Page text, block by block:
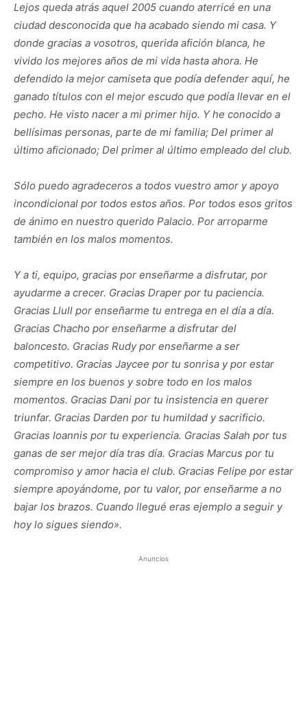
Lejos queda atrás aquel 2005 cuando aterricé en una
ciudad desconocida que ha acabado siendo mi casa. Y
donde gracias a vosotros, querida afición blanca, he
vivido los mejores años de mi vida hasta ahora. He
defendido la mejor camiseta que podía defender aquí, he
ganado títulos con el mejor escudo que podía llevar en el
pecho. He visto nacer a mi primer hijo. Y he conocido a
bellísimas personas, parte de mi familia; Del primer al
último aficionado; Del primer al último empleado del club.
Sólo puedo agradeceros a todos vuestro amor y apoyo
incondicional por todos estos años. Por todos esos gritos
de ánimo en nuestro querido Palacio. Por arroparme
también en los malos momentos.
Y a ti, equipo, gracias por enseñarme a disfrutar, por
ayudarme a crecer. Gracias Draper por tu paciencia.
Gracias Llull por enseñarme tu entrega en el día a día.
Gracias Chacho por enseñarme a disfrutar del
baloncesto. Gracias Rudy por enseñarme a ser
competitivo. Gracias Jaycee por tu sonrisa y por estar
siempre en los buenos y sobre todo en los malos
momentos. Gracias Dani por tu insistencia en querer
triunfar. Gracias Darden por tu humildad y sacrificio.
Gracias Ioannis por tu experiencia. Gracias Salah por tus
ganas de ser mejor día tras día. Gracias Marcus por tu
compromiso y amor hacia el club. Gracias Felipe por estar
siempre apoyándome, por tu valor, por enseñarme a no
bajar los brazos. Cuando llegué eras ejemplo a seguir y
hoy lo sigues siendo».
Anuncios